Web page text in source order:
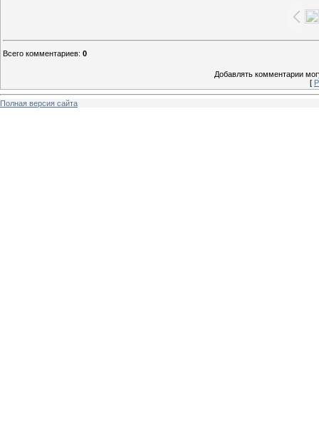
Всего комментариев: 0
Добавлять комментарии
[
Полная версия сайта